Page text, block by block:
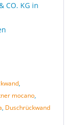
CO. KG in
,
mocano,
, Duschrückwand